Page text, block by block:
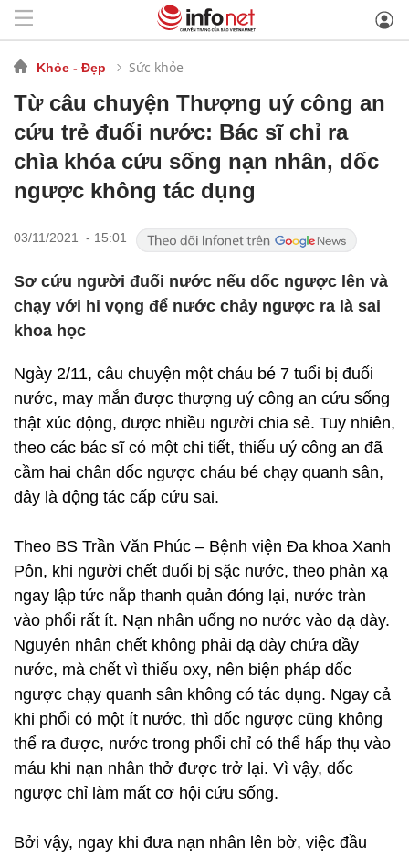
Khỏe - Đẹp Sức khỏe
Từ câu chuyện Thượng uý công an
cứu trẻ đuối nước: Bác sĩ chỉ ra
chìa khóa cứu sống nạn nhân, dốc
ngược không tác dụng
03/11/2021 - 15:01
Sơ cứu người đuối nước nếu dốc ngược lên và
chạy với hi vọng để nước chảy ngược ra là sai
khoa học
Ngày 2/11, câu chuyện một cháu bé 7 tuổi bị đuối
nước, may mắn được thượng uý công an cứu sống
thật xúc động, được nhiều người chia sẻ. Tuy nhiên,
theo các bác sĩ có một chi tiết, thiếu uý công an đã
cầm hai chân dốc ngược cháu bé chạy quanh sân,
đây là động tác cấp cứu sai.
Theo BS Trần Văn Phúc – Bệnh viện Đa khoa Xanh
Pôn, khi người chết đuối bị sặc nước, theo phản xạ
ngay lập tức nắp thanh quản đóng lại, nước tràn
vào phổi rất ít. Nạn nhân uống no nước vào dạ dày.
Nguyên nhân chết không phải dạ dày chứa đầy
nước, mà chết vì thiếu oxy, nên biện pháp dốc
ngược chạy quanh sân không có tác dụng. Ngay cả
khi phổi có một ít nước, thì dốc ngược cũng không
thể ra được, nước trong phổi chỉ có thể hấp thụ vào
máu khi nạn nhân thở được trở lại. Vì vậy, dốc
ngược chỉ làm mất cơ hội cứu sống.
Bởi vậy, ngay khi đưa nạn nhân lên bờ, việc đầu